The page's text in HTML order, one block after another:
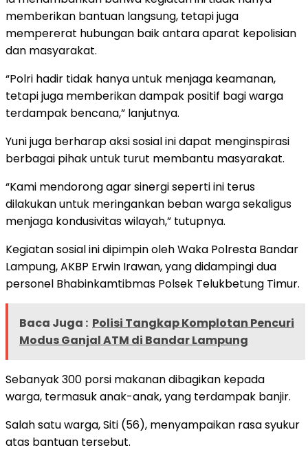
memberikan bantuan langsung, tetapi juga
mempererat hubungan baik antara aparat kepolisian
dan masyarakat.
“Polri hadir tidak hanya untuk menjaga keamanan,
tetapi juga memberikan dampak positif bagi warga
terdampak bencana,” lanjutnya.
Yuni juga berharap aksi sosial ini dapat menginspirasi
berbagai pihak untuk turut membantu masyarakat.
“Kami mendorong agar sinergi seperti ini terus
dilakukan untuk meringankan beban warga sekaligus
menjaga kondusivitas wilayah,” tutupnya.
Kegiatan sosial ini dipimpin oleh Waka Polresta Bandar
Lampung, AKBP Erwin Irawan, yang didampingi dua
personel Bhabinkamtibmas Polsek Telukbetung Timur.
Baca Juga : Polisi Tangkap Komplotan Pencuri
Modus Ganjal ATM di Bandar Lampung
Sebanyak 300 porsi makanan dibagikan kepada
warga, termasuk anak-anak, yang terdampak banjir.
Salah satu warga, Siti (56), menyampaikan rasa syukur
atas bantuan tersebut.